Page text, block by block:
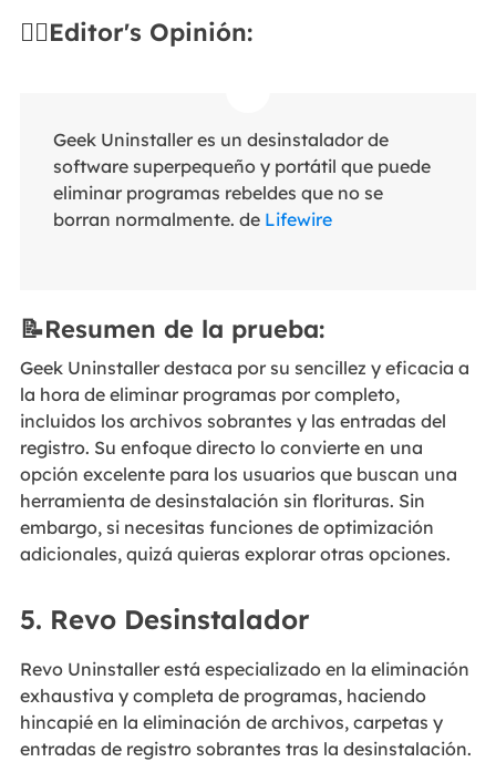
✍🏻Editor's Opinión:
Geek Uninstaller es un desinstalador de
software superpequeño y portátil que puede
eliminar programas rebeldes que no se
borran normalmente. de Lifewire
📝Resumen de la prueba:
Geek Uninstaller destaca por su sencillez y eficacia a
la hora de eliminar programas por completo,
incluidos los archivos sobrantes y las entradas del
registro. Su enfoque directo lo convierte en una
opción excelente para los usuarios que buscan una
herramienta de desinstalación sin florituras. Sin
embargo, si necesitas funciones de optimización
adicionales, quizá quieras explorar otras opciones.
5. Revo Desinstalador
Revo Uninstaller está especializado en la eliminación
exhaustiva y completa de programas, haciendo
hincapié en la eliminación de archivos, carpetas y
entradas de registro sobrantes tras la desinstalación.